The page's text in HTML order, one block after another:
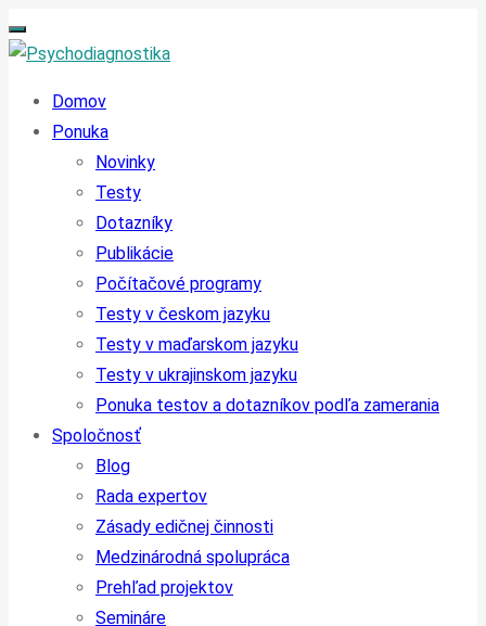
Domov
Ponuka
Novinky
Testy
Dotazníky
Publikácie
Počítačové programy
Testy v českom jazyku
Testy v maďarskom jazyku
Testy v ukrajinskom jazyku
Ponuka testov a dotazníkov podľa zamerania
Spoločnosť
Blog
Rada expertov
Zásady edičnej činnosti
Medzinárodná spolupráca
Prehľad projektov
Semináre